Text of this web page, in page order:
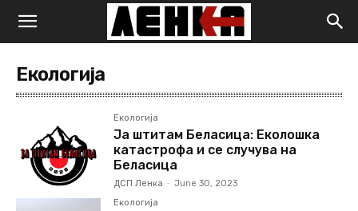
Екологија
Екологија
Ја штитам Беласица: Еколошка
катастрофа и се случува на
Беласица
ДСП Ленка - June 30, 2023
Екологија